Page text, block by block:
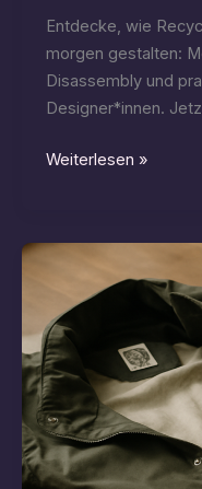
Entdecke, wie
morgen gestalten:
Disassembly und
Designer*innen.
Nano
aktive
zukunftsweisende
Mode
Weiterlesen »